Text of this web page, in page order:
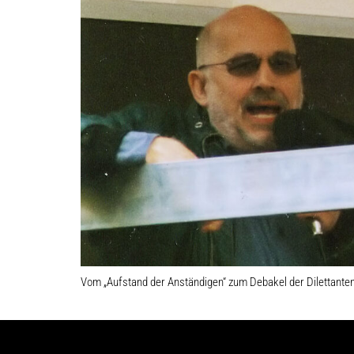
Vom „Aufstand der Anständigen“ zum Debakel der